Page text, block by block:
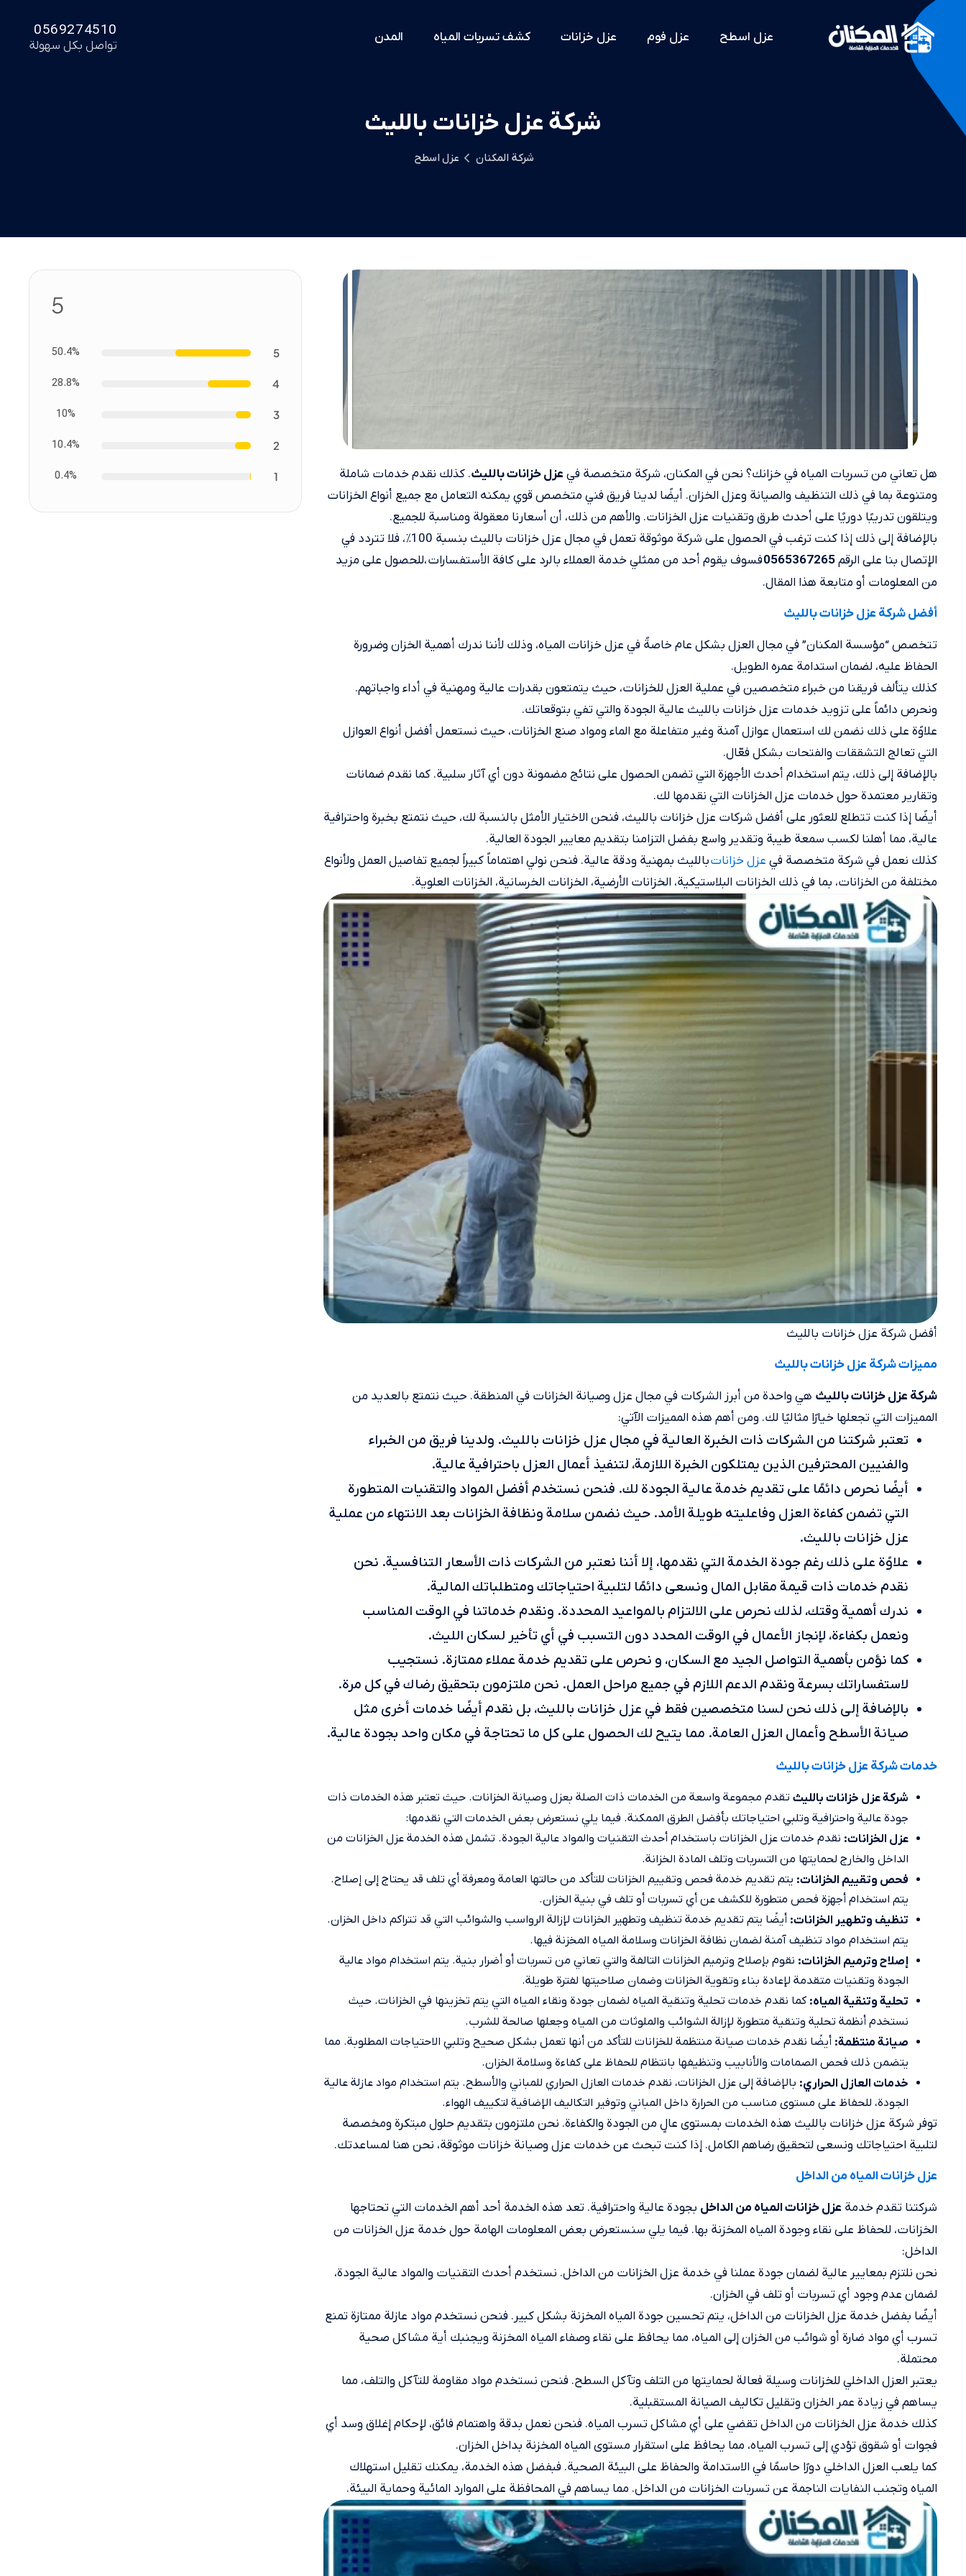
عزل اسطح عزل فوم عزل خزانات كشف تسربات المياه المدن 0569274510
تواصل بكل سهولة
شركة عزل خزانات بالليث
شركة المكنان عزل اسطح
هل تعاني من تسربات المياه في خزانك؟ نحن في المكنان، شركة متخصصة في عزل خزانات بالليث. كذلك نقدم خدمات شاملة
ومتنوعة بما في ذلك التنظيف والصيانة وعزل الخزان. أيضًا لدينا فريق فني متخصص قوي يمكنه التعامل مع جميع أنواع الخزانات
ويتلقون تدريبًا دوريًا على أحدث طرق وتقنيات عزل الخزانات. والأهم من ذلك، أن أسعارنا معقولة ومناسبة للجميع.
بالإضافة إلى ذلك إذا كنت ترغب في الحصول على شركة موثوقة تعمل في مجال عزل خزانات بالليث بنسبة 100٪، فلا تتردد في
الإتصال بنا على الرقم0565367265فسوف يقوم أحد من ممثلي خدمة العملاء بالرد على كافة الأستفسارات ،للحصول على مزيد
من المعلومات أو متابعة هذا المقال.
أفضل شركة عزل خزانات بالليث
تتخصص “مؤسسة المكنان” في مجال العزل بشكل عام خاصةً في عزل خزانات المياه، وذلك لأننا ندرك أهمية الخزان وضرورة
الحفاظ عليه، لضمان استدامة عمره الطويل.
كذلك يتألف فريقنا من خبراء متخصصين في عملية العزل للخزانات، حيث يتمتعون بقدرات عالية ومهنية في أداء واجباتهم.
ونحرص دائماً على تزويد خدمات عزل خزانات بالليث عالية الجودة والتي تفي بتوقعاتك.
علاوًة على ذلك نضمن لك استعمال عوازل آمنة وغير متفاعلة مع الماء ومواد صنع الخزانات، حيث نستعمل أفضل أنواع العوازل
التي تعالج التشققات والفتحات بشكل فعّال.
بالإضافة إلى ذلك، يتم استخدام أحدث الأجهزة التي تضمن الحصول على نتائج مضمونة دون أي آثار سلبية. كما نقدم ضمانات
وتقارير معتمدة حول خدمات عزل الخزانات التي نقدمها لك.
أيضًا إذا كنت تتطلع للعثور على أفضل شركات عزل خزانات بالليث، فنحن الاختيار الأمثل بالنسبة لك، حيث نتمتع بخبرة واحترافية
عالية، مما أهلنا لكسب سمعة طيبة وتقدير واسع بفضل التزامنا بتقديم معايير الجودة العالية.
كذلك نعمل في شركة متخصصة في عزل خزاناتبالليث بمهنية ودقة عالية. فنحن نولي اهتماماً كبيراً لجميع تفاصيل العمل ولأنواع
مختلفة من الخزانات، بما في ذلك الخزانات البلاستيكية، الخزانات الأرضية، الخزانات الخرسانية، الخزانات العلوية.
أفضل شركة عزل خزانات بالليث
مميزات شركة عزل خزانات بالليث
شركة عزل خزانات بالليث هي واحدة من أبرز الشركات في مجال عزل وصيانة الخزانات في المنطقة. حيث نتمتع بالعديد من
المميزات التي تجعلها خيارًا مثاليًا لك. ومن أهم هذه المميزات الآتي:
تعتبر شركتنا من الشركات ذات الخبرة العالية في مجال عزل خزانات بالليث. ولدينا فريق من الخبراء
والفنيين المحترفين الذين يمتلكون الخبرة اللازمة، لتنفيذ أعمال العزل باحترافية عالية.
أيضًا نحرص دائمًا على تقديم خدمة عالية الجودة لك. فنحن نستخدم أفضل المواد والتقنيات المتطورة
التي تضمن كفاءة العزل وفاعليته طويلة الأمد. حيث نضمن سلامة ونظافة الخزانات بعد الانتهاء من عملية
عزل خزانات بالليث.
علاوًة على ذلك رغم جودة الخدمة التي نقدمها، إلا أننا نعتبر من الشركات ذات الأسعار التنافسية. نحن
نقدم خدمات ذات قيمة مقابل المال ونسعى دائمًا لتلبية احتياجاتك ومتطلباتك المالية.
ندرك أهمية وقتك، لذلك نحرص على الالتزام بالمواعيد المحددة. ونقدم خدماتنا في الوقت المناسب
ونعمل بكفاءة، لإنجاز الأعمال في الوقت المحدد دون التسبب في أي تأخير لسكان الليث.
كما نؤمن بأهمية التواصل الجيد مع السكان، و نحرص على تقديم خدمة عملاء ممتازة. نستجيب
لاستفساراتك بسرعة ونقدم الدعم اللازم في جميع مراحل العمل. نحن ملتزمون بتحقيق رضاك في كل مرة.
بالإضافة إلى ذلك نحن لسنا متخصصين فقط في عزل خزانات بالليث، بل نقدم أيضًا خدمات أخرى مثل
صيانة الأسطح وأعمال العزل العامة. مما يتيح لك الحصول على كل ما تحتاجة في مكان واحد بجودة عالية.
خدمات شركة عزل خزانات بالليث
شركة عزل خزانات بالليث تقدم مجموعة واسعة من الخدمات ذات الصلة بعزل وصيانة الخزانات. حيث تعتبر هذه الخدمات ذات
جودة عالية واحترافية وتلبي احتياجاتك بأفضل الطرق الممكنة. فيما يلي نستعرض بعض الخدمات التي نقدمها:
عزل الخزانات: نقدم خدمات عزل الخزانات باستخدام أحدث التقنيات والمواد عالية الجودة. تشمل هذه الخدمة عزل الخزانات من
الداخل والخارج لحمايتها من التسربات وتلف المادة الخزانة.
فحص وتقييم الخزانات: يتم تقديم خدمة فحص وتقييم الخزانات للتأكد من حالتها العامة ومعرفة أي تلف قد يحتاج إلى إصلاح.
يتم استخدام أجهزة فحص متطورة للكشف عن أي تسربات أو تلف في بنية الخزان.
تنظيف وتطهير الخزانات: أيضًا يتم تقديم خدمة تنظيف وتطهير الخزانات لإزالة الرواسب والشوائب التي قد تتراكم داخل الخزان.
يتم استخدام مواد تنظيف آمنة لضمان نظافة الخزانات وسلامة المياه المخزنة فيها.
إصلاح وترميم الخزانات: نقوم بإصلاح وترميم الخزانات التالفة والتي تعاني من تسربات أو أضرار بنية. يتم استخدام مواد عالية
الجودة وتقنيات متقدمة لإعادة بناء وتقوية الخزانات وضمان صلاحيتها لفترة طويلة.
تحلية وتنقية المياه: كما نقدم خدمات تحلية وتنقية المياه لضمان جودة ونقاء المياه التي يتم تخزينها في الخزانات. حيث
نستخدم أنظمة تحلية وتنقية متطورة لإزالة الشوائب والملوثات من المياه وجعلها صالحة للشرب.
صيانة منتظمة: أيضًا نقدم خدمات صيانة منتظمة للخزانات للتأكد من أنها تعمل بشكل صحيح وتلبي الاحتياجات المطلوبة. مما
يتضمن ذلك فحص الصمامات والأنابيب وتنظيفها بانتظام للحفاظ على كفاءة وسلامة الخزان.
خدمات العازل الحراري: بالإضافة إلى عزل الخزانات، نقدم خدمات العازل الحراري للمباني والأسطح. يتم استخدام مواد عازلة عالية
الجودة، للحفاظ على مستوى مناسب من الحرارة داخل المباني وتوفير التكاليف الإضافية لتكييف الهواء.
توفر شركة عزل خزانات بالليث هذه الخدمات بمستوى عالٍ من الجودة والكفاءة. نحن ملتزمون بتقديم حلول مبتكرة ومخصصة
لتلبية احتياجاتك ونسعى لتحقيق رضاهم الكامل. إذا كنت تبحث عن خدمات عزل وصيانة خزانات موثوقة، نحن هنا لمساعدتك.
عزل خزانات المياه من الداخل
شركتنا تقدم خدمة عزل خزانات المياه من الداخل بجودة عالية واحترافية. تعد هذه الخدمة أحد أهم الخدمات التي تحتاجها
الخزانات، للحفاظ على نقاء وجودة المياه المخزنة بها. فيما يلي سنستعرض بعض المعلومات الهامة حول خدمة عزل الخزانات من
الداخل:
نحن نلتزم بمعايير عالية لضمان جودة عملنا في خدمة عزل الخزانات من الداخل. نستخدم أحدث التقنيات والمواد عالية الجودة،
لضمان عدم وجود أي تسربات أو تلف في الخزان.
أيضًا بفضل خدمة عزل الخزانات من الداخل، يتم تحسين جودة المياه المخزنة بشكل كبير. فنحن نستخدم مواد عازلة ممتازة تمنع
تسرب أي مواد ضارة أو شوائب من الخزان إلى المياه، مما يحافظ على نقاء وصفاء المياه المخزنة ويجنبك أية مشاكل صحية
محتملة.
يعتبر العزل الداخلي للخزانات وسيلة فعالة لحمايتها من التلف وتآكل السطح. فنحن نستخدم مواد مقاومة للتآكل والتلف، مما
يساهم في زيادة عمر الخزان وتقليل تكاليف الصيانة المستقبلية.
كذلك خدمة عزل الخزانات من الداخل تقضي على أي مشاكل تسرب المياه. فنحن نعمل بدقة واهتمام فائق، لإحكام إغلاق وسد أي
فجوات أو شقوق تؤدي إلى تسرب المياه، مما يحافظ على استقرار مستوى المياه المخزنة بداخل الخزان.
كما يلعب العزل الداخلي دورًا حاسمًا في الاستدامة والحفاظ على البيئة الصحية. فبفضل هذه الخدمة، يمكنك تقليل استهلاك
المياه وتجنب النفايات الناجمة عن تسربات الخزانات من الداخل. مما يساهم في المحافظة على الموارد المائية وحماية البيئة.
5
5
50.4%
4
28.8%
3
10%
2
10.4%
1
0.4%